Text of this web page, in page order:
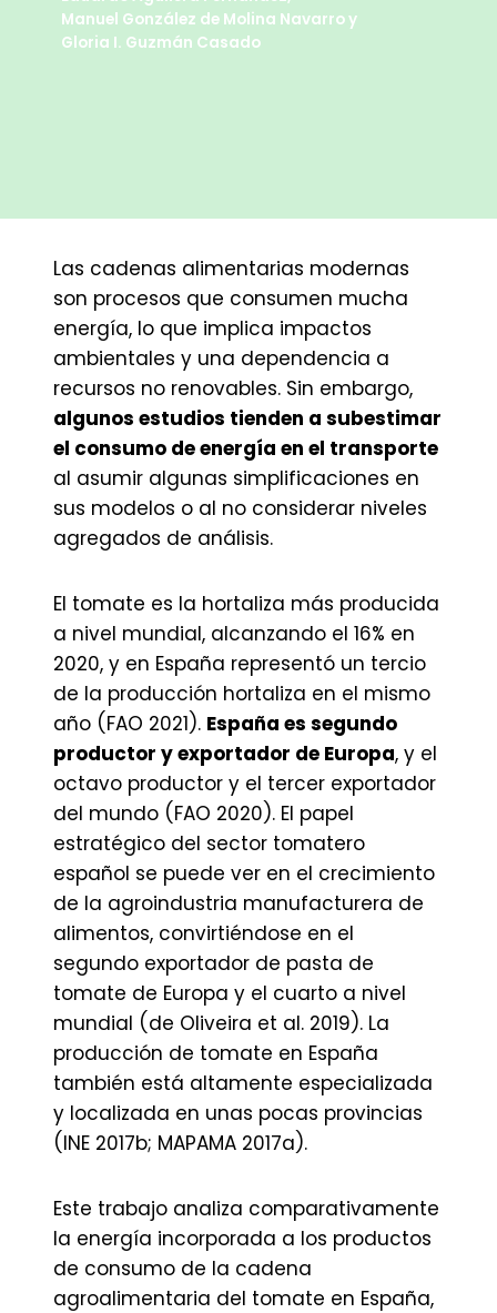
Manuel González de Molina Navarroy
Gloria I. Guzmán Casado
Las cadenas alimentarias modernas
son procesos que consumen mucha
energía, lo que implica impactos
ambientales y una dependencia a
recursos no renovables. Sin embargo,
algunos estudios tienden a subestimar
el consumo de energía en el transporte
al asumir algunas simplificaciones en
sus modelos o al no considerar niveles
agregados de análisis.
El tomate es la hortaliza más producida
a nivel mundial, alcanzando el 16% en
2020, y en España representó un tercio
de la producción hortaliza en el mismo
año (FAO 2021). España es segundo
productor y exportador de Europa, y el
octavo productor y el tercer exportador
del mundo (FAO 2020). El papel
estratégico del sector tomatero
español se puede ver en el crecimiento
de la agroindustria manufacturera de
alimentos, convirtiéndose en el
segundo exportador de pasta de
tomate de Europa y el cuarto a nivel
mundial (de Oliveira et al. 2019). La
producción de tomate en España
también está altamente especializada
y localizada en unas pocas provincias
(INE 2017b; MAPAMA 2017a).
Este trabajo analiza comparativamente
la energía incorporada a los productos
de consumo de la cadena
agroalimentaria del tomate en España,